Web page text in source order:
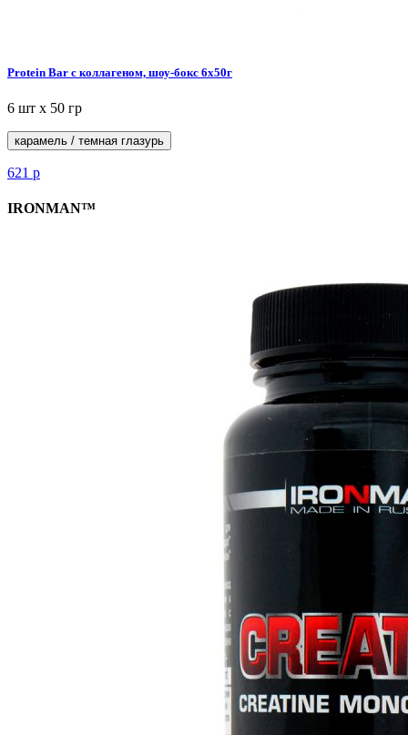
Protein Bar с коллагеном, шоу-бокс 6x50г
6 шт х 50 гр
карамель / темная глазурь
621 р
IRONMAN™